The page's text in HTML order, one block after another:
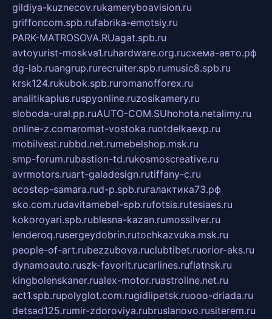
gildiya-kuznecov.rukameryboavision.ru
griffoncom.spb.rufabrika-emotsiy.ru
PARK-MATROSOVA.RUagat.spb.ru
avtoyurist-moskva1.ruhardware.org.ruсхема-авто.рф
dg-lab.ruangrup.rurecruiter.spb.rumusic8.spb.ru
krsk124.rukubok.spb.ruromanofforex.ru
analitikaplus.ruspyonline.ruzosikamery.ru
sloboda-ural.pp.ruAUTO-COM.SUhohota.netalimy.ru
online-z.comaromat-vostoka.ruotdelkaexp.ru
mobilvest.rubbd.net.rumebelshop.msk.ru
smp-forum.rubastion-td.rukosmoscreative.ru
avrmotors.ruart-galadesign.rutiffany-c.ru
ecostep-samara.rud-p.spb.ruгалактика73.рф
sko.com.rudavitamebel-spb.rufotsis.rutesiaes.ru
kokoroyari.spb.rublesna-kazan.rumossilver.ru
lenderoq.rusergeydobrin.rutochkazvuka.msk.ru
people-of-art.rubezzubova.ruclubtibet.ruorior-aks.ru
dynamoauto.ruszk-favorit.rucarlines.ruflatnsk.ru
kingbolenskaner.rualex-motor.ruastroline.net.ru
act1.spb.rupolyglot.com.rugidlipetsk.ruooo-driada.ru
detsad125.rumir-zdoroviya.rubruslanovo.rusiterem.ru